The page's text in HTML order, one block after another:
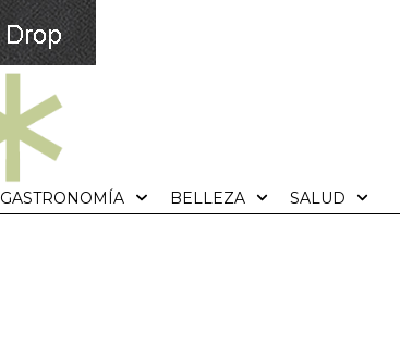
GASTRONOMÍA BELLEZA SALUD